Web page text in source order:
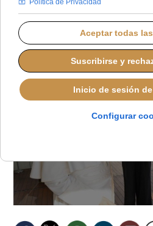
MIÉRCOLES, 19 NOVIEMBRE 2025 17:05